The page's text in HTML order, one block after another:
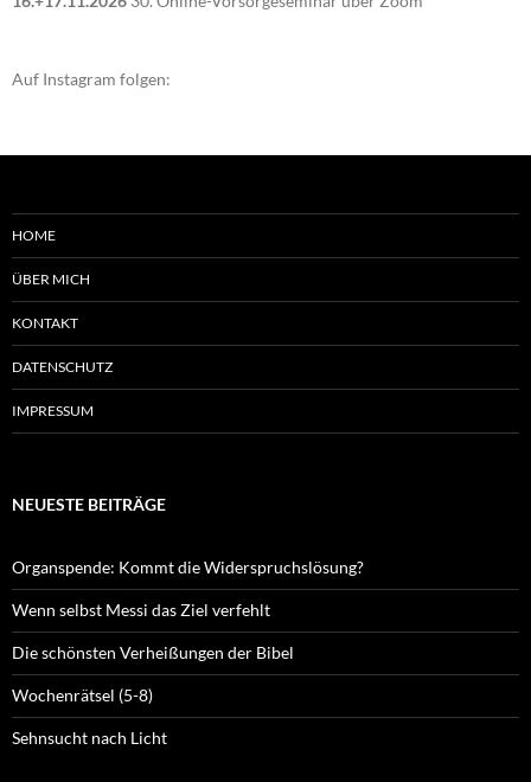
Auf Instagram folgen:
HOME
ÜBER MICH
KONTAKT
DATENSCHUTZ
IMPRESSUM
NEUESTE BEITRÄGE
Organspende: Kommt die Widerspruchslösung?
Wenn selbst Messi das Ziel verfehlt
Die schönsten Verheißungen der Bibel
Wochenrätsel (5-8)
Sehnsucht nach Licht